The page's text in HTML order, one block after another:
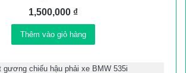
1,500,000 ₫
Thêm vào giỏ hàng